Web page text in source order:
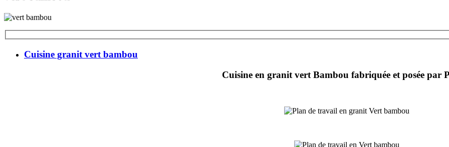
Cuisine granit vert bambou
Cuisine en granit vert Bambou fabriquée et posée par